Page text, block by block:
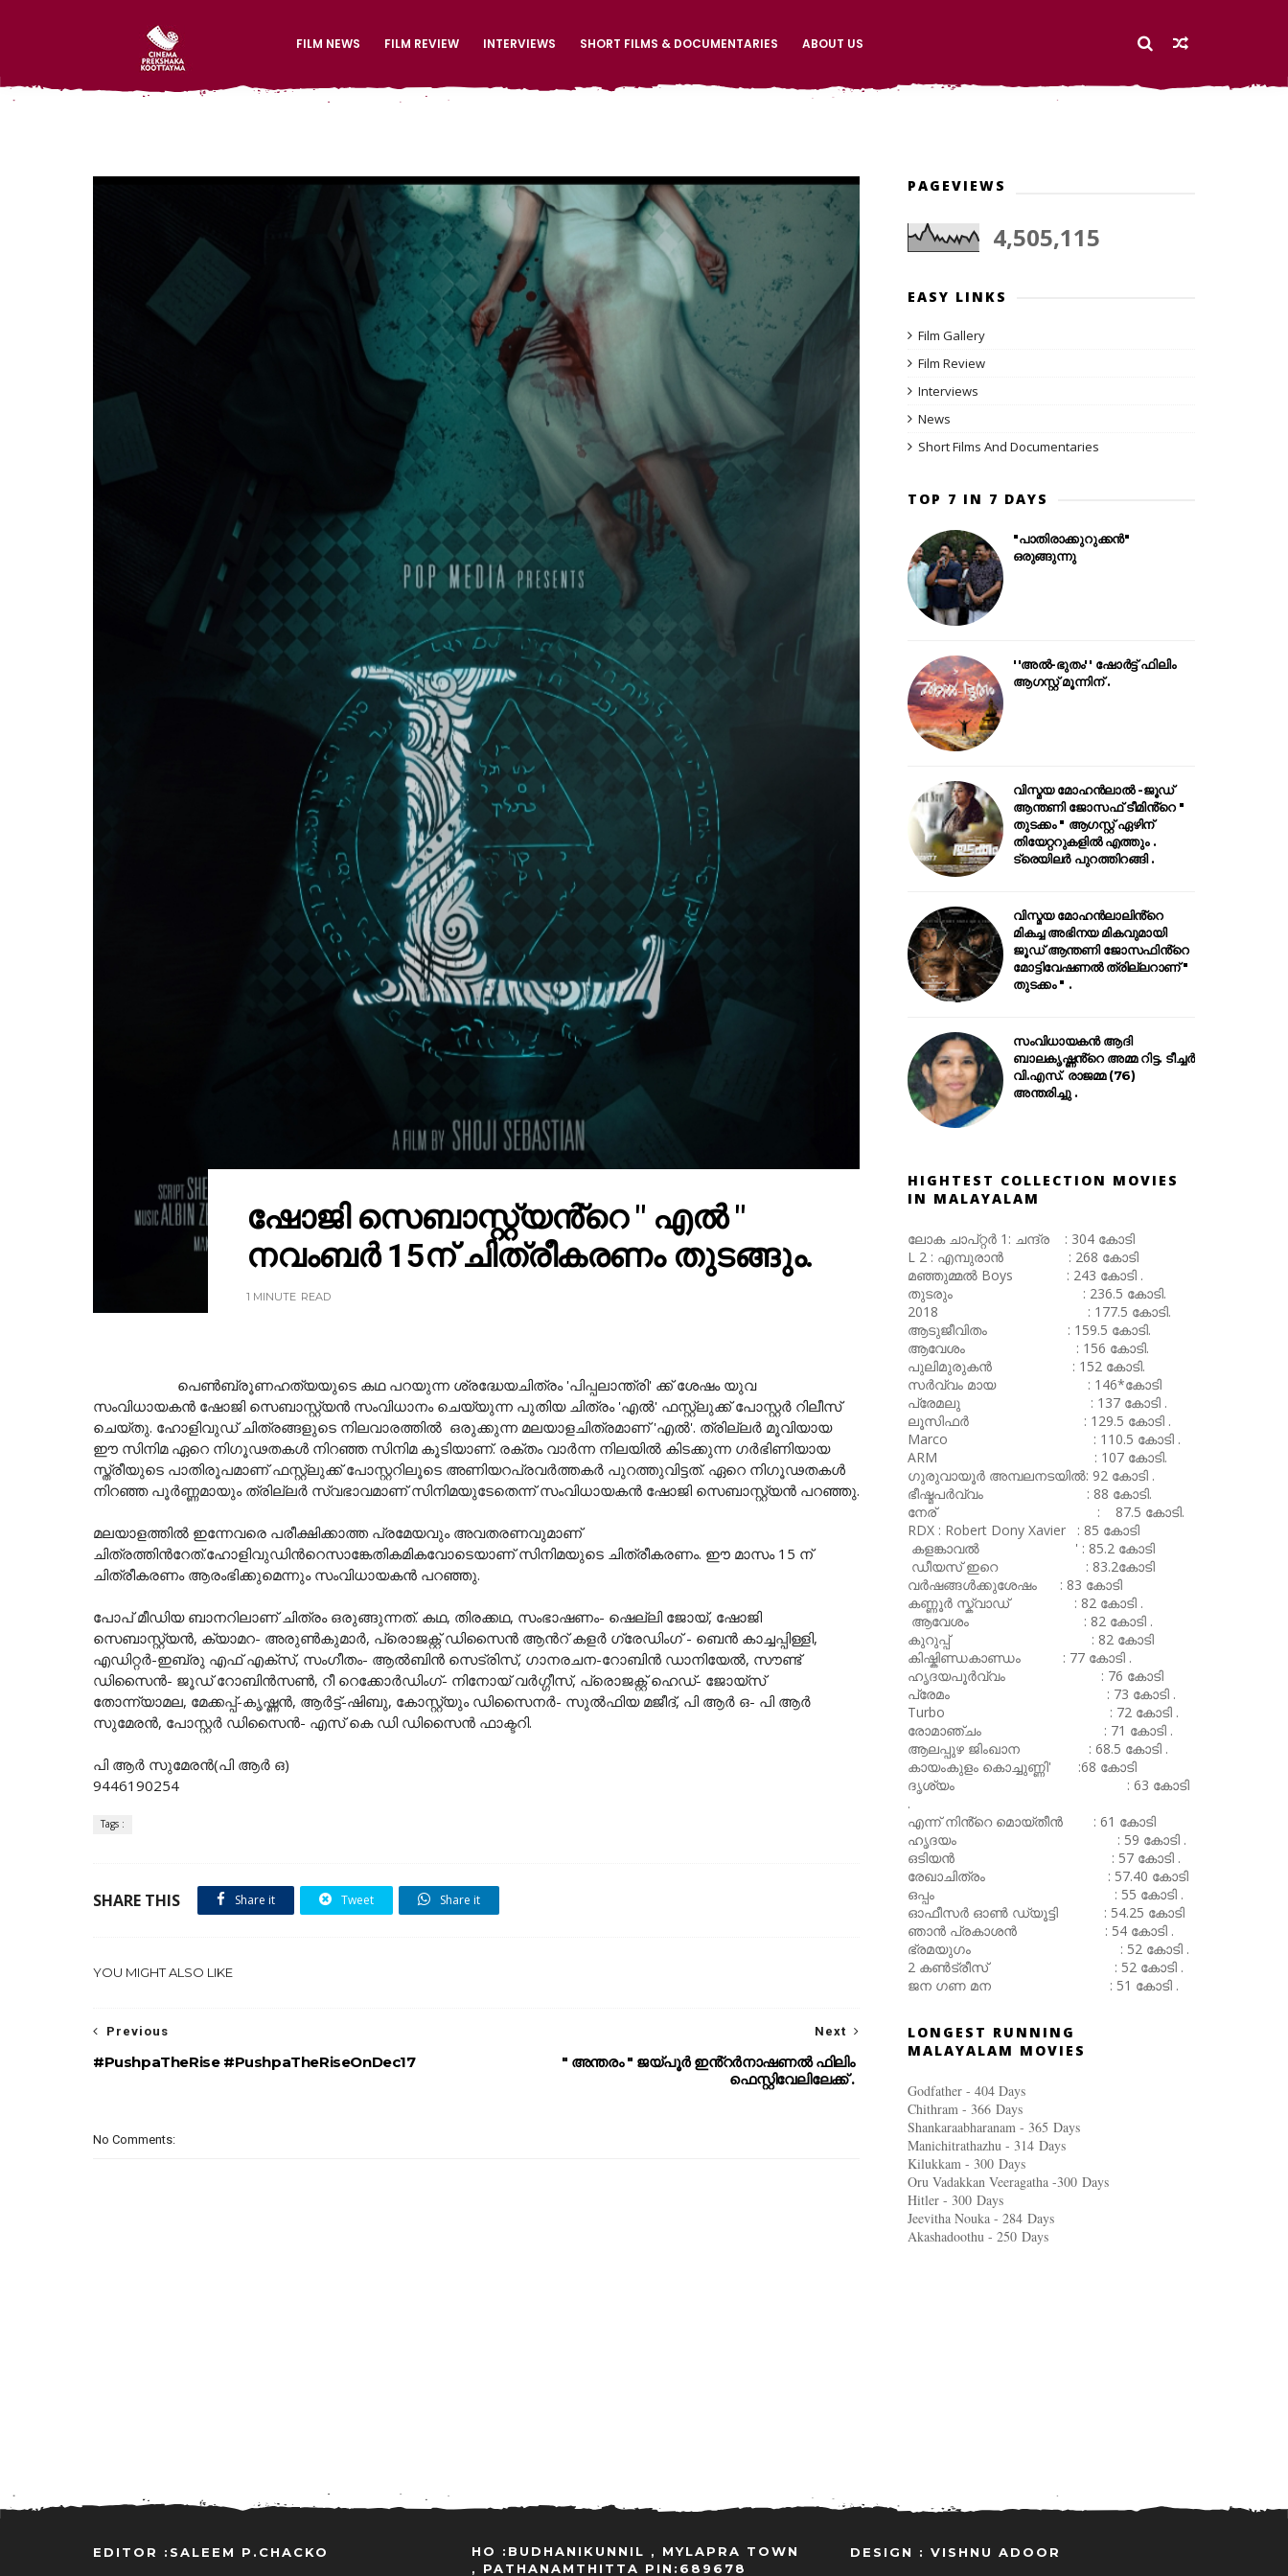
FILM NEWS FILM REVIEW INTERVIEWS SHORT FILMS & DOCUMENTARIES ABOUT US
ഷോജി സെബാസ്റ്റ്യൻ്റെ " എൽ "
നവംബർ 15ന് ചിത്രീകരണം തുടങ്ങും.
1 MINUTE READ
പെണ്‍ബ്രൂണഹത്യയുടെ കഥ പറയുന്ന ശ്രദ്ധേയചിത്രം 'പിപ്പലാന്ത്രി' ക്ക് ശേഷം യുവ
സംവിധായകന്‍ ഷോജി സെബാസ്റ്റ്യന്‍ സംവിധാനം ചെയ്യുന്ന പുതിയ ചിത്രം 'എല്‍' ഫസ്റ്റ്ലുക്ക് പോസ്റ്റര്‍ റിലീസ്
ചെയ്തു. ഹോളിവുഡ് ചിത്രങ്ങളുടെ നിലവാരത്തില്‍ ഒരുക്കുന്ന മലയാളചിത്രമാണ് 'എല്‍'. ത്രില്ലര്‍ മൂവിയായ
ഈ സിനിമ ഏറെ നിഗൂഢതകള്‍ നിറഞ്ഞ സിനിമ കൂടിയാണ്. രക്തം വാര്‍ന്ന നിലയില്‍ കിടക്കുന്ന ഗര്‍ഭിണിയായ
സ്ത്രീയുടെ പാതിരൂപമാണ് ഫസ്റ്റ്ലുക്ക് പോസ്റ്ററിലൂടെ അണിയറപ്രവര്‍ത്തകര്‍ പുറത്തുവിട്ടത്. ഏറെ നിഗൂഢതകള്‍
നിറഞ്ഞ പൂര്‍ണ്ണമായും ത്രില്ലര്‍ സ്വഭാവമാണ് സിനിമയുടേതെന്ന് സംവിധായകന്‍ ഷോജി സെബാസ്റ്റ്യന്‍ പറഞ്ഞു.
മലയാളത്തില്‍ ഇന്നേവരെ പരീക്ഷിക്കാത്ത പ്രമേയവും അവതരണവുമാണ്
ചിത്രത്തിന്‍റേത്.ഹോളിവുഡിന്‍റെസാങ്കേതികമികവോടെയാണ് സിനിമയുടെ ചിത്രീകരണം. ഈ മാസം 15 ന്
ചിത്രീകരണം ആരംഭിക്കുമെന്നും സംവിധായകന്‍ പറഞ്ഞു.
പോപ് മീഡിയ ബാനറിലാണ് ചിത്രം ഒരുങ്ങുന്നത്. കഥ, തിരക്കഥ, സംഭാഷണം- ഷെല്ലി ജോയ്, ഷോജി
സെബാസ്റ്റ്യന്‍, ക്യാമറ- അരുണ്‍കുമാര്‍, പ്രൊജക്റ്റ് ഡിസൈന്‍ ആന്‍റ് കളര്‍ ഗ്രേഡിംഗ് - ബെന്‍ കാച്ചപ്പിള്ളി,
എഡിറ്റര്‍-ഇബ്രു എഫ് എക്സ്, സംഗീതം- ആല്‍ബിന്‍ സെട്രിസ്, ഗാനരചന-റോബിന്‍ ഡാനിയേല്‍, സൗണ്ട്
ഡിസൈന്‍- ജൂഡ് റോബിന്‍സണ്‍, റീ റെക്കോര്‍ഡിംഗ്- നിനോയ് വര്‍ഗ്ഗീസ്, പ്രൊജക്റ്റ് ഹെഡ്- ജോയ്സ്
തോന്ന്യാമല, മേക്കപ്പ്-കൃഷ്ണന്‍, ആര്‍ട്ട്-ഷിബു, കോസ്റ്റ്യും ഡിസൈനര്‍- സുല്‍ഫിയ മജീദ്, പി ആര്‍ ഒ- പി ആര്‍
സുമേരന്‍, പോസ്റ്റര്‍ ഡിസൈന്‍- എസ് കെ ഡി ഡിസൈന്‍ ഫാക്ടറി.
പി ആര്‍ സുമേരന്‍(പി ആര്‍ ഒ)
9446190254
Tags :
SHARE THIS Share it Tweet Share it
YOU MIGHT ALSO LIKE
Next
" അന്തരം " ജയ്പൂർ ഇൻ്റർനാഷണൽ ഫിലിം
ഫെസ്റ്റിവേലിലേക്ക് .
Previous
#PushpaTheRise #PushpaTheRiseOnDec17
No Comments:
PAGEVIEWS
4,505,115
EASY LINKS
Film Gallery
Film Review
Interviews
News
Short Films And Documentaries
TOP 7 IN 7 DAYS
"പാതിരാക്കുറുക്കൻ"
ഒരുങ്ങുന്നു
''അൽ-ഭുതം'' ഷോർട്ട് ഫിലിം
ആഗസ്റ്റ് മൂന്നിന് .
വിസ്മയ മോഹൻലാൽ -ജൂഡ്
ആന്തണി ജോസഫ് ടീമിൻ്റെ "
തുടക്കം " ആഗസ്റ്റ് ഏഴിന്
തിയേറ്ററുകളിൽ എത്തും .
ട്രെയിലർ പുറത്തിറങ്ങി .
വിസ്മയ മോഹൻലാലിൻ്റെ
മികച്ച അഭിനയ മികവുമായി
ജൂഡ് ആന്തണി ജോസഫിൻ്റെ
മോട്ടിവേഷണൽ ത്രില്ലറാണ് "
തുടക്കം " .
സംവിധായകൻ ആദി
ബാലകൃഷ്ണൻ്റെ അമ്മ റിട്ട. ടീച്ചർ
വി.എസ്. രാജമ്മ (76)
അന്തരിച്ചു .
HIGHTEST COLLECTION MOVIES
IN MALAYALAM
ലോക ചാപ്റ്റർ 1: ചന്ദ്ര : 304 കോടി
L 2 : എമ്പുരാൻ : 268 കോടി
മഞ്ഞുമ്മൽ Boys : 243 കോടി .
തുടരും : 236.5 കോടി.
2018 : 177.5 കോടി.
ആടുജീവിതം : 159.5 കോടി.
ആവേശം : 156 കോടി.
പുലിമുരുകൻ : 152 കോടി.
സർവ്വം മായ : 146*കോടി
പ്രേമലു : 137 കോടി .
ലൂസിഫർ : 129.5 കോടി .
Marco : 110.5 കോടി .
ARM : 107 കോടി.
ഗുരുവായൂർ അമ്പലനടയിൽ: 92 കോടി .
ഭീഷ്മപർവ്വം : 88 കോടി.
നേര് : 87.5 കോടി.
RDX : Robert Dony Xavier : 85 കോടി
കളങ്കാവൽ ' : 85.2 കോടി
ഡീയസ് ഇറെ : 83.2കോടി
വർഷങ്ങൾക്കുശേഷം : 83 കോടി
കണ്ണൂർ സ്ക്വാഡ് : 82 കോടി .
ആവേശം : 82 കോടി .
കുറുപ്പ് : 82 കോടി
കിഷ്കിണ്ഡകാണ്ഡം : 77 കോടി .
ഹൃദയപൂർവ്വം : 76 കോടി
പ്രേമം : 73 കോടി .
Turbo : 72 കോടി .
രോമാഞ്ചം : 71 കോടി .
ആലപ്പുഴ ജിംഖാന : 68.5 കോടി .
കായംകുളം കൊച്ചുണ്ണി' :68 കോടി
ദൃശ്യം : 63 കോടി
.
എന്ന് നിൻ്റെ മൊയ്തീൻ : 61 കോടി
ഹൃദയം : 59 കോടി .
ഒടിയൻ : 57 കോടി .
രേഖാചിത്രം : 57.40 കോടി
ഒപ്പം : 55 കോടി .
ഓഫീസർ ഓൺ ഡ്യൂട്ടി : 54.25 കോടി
ഞാൻ പ്രകാശൻ : 54 കോടി .
ഭ്രമയുഗം : 52 കോടി .
2 കൺട്രീസ് : 52 കോടി .
ജന ഗണ മന : 51 കോടി .
LONGEST RUNNING
MALAYALAM MOVIES
Godfather - 404 Days
Chithram - 366 Days
Shankaraabharanam - 365 Days
Manichitrathazhu - 314 Days
Kilukkam - 300 Days
Oru Vadakkan Veeragatha -300 Days
Hitler - 300 Days
Jeevitha Nouka - 284 Days
Akashadoothu - 250 Days
EDITOR :SALEEM P.CHACKO
HO :BUDHANIKUNNIL , MYLAPRA TOWN
, PATHANAMTHITTA PIN:689678
DESIGN : VISHNU ADOOR